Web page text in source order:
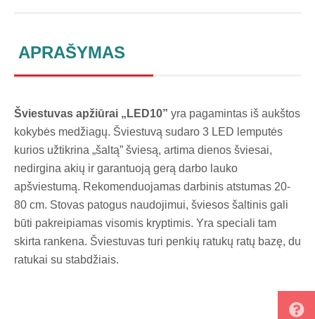
APRAŠYMAS
Šviestuvas apžiūrai „LED10” yra pagamintas iš aukštos
kokybės medžiagų. Šviestuvą sudaro 3 LED lemputės
kurios užtikrina „šaltą” šviesą, artima dienos šviesai,
nedirgina akių ir garantuoją gerą darbo lauko
apšviestumą. Rekomenduojamas darbinis atstumas 20-
80 cm. Stovas patogus naudojimui, šviesos šaltinis gali
būti pakreipiamas visomis kryptimis. Yra speciali tam
skirta rankena. Šviestuvas turi penkių ratukų ratų bazę, du
ratukai su stabdžiais.